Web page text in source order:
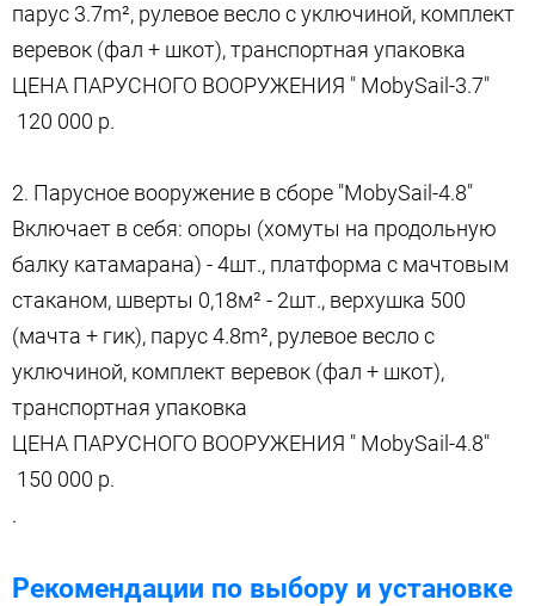
парус 3.7m², рулевое весло с уключиной, комплект
веревок (фал + шкот), транспортная упаковка
ЦЕНА ПАРУСНОГО ВООРУЖЕНИЯ " MobySail-3.7"
120 000 р.
2. Парусное вооружение в сборе "MobySail-4.8"
Включает в себя: опоры (хомуты на продольную
балку катамарана) - 4шт., платформа с мачтовым
стаканом, шверты 0,18м² - 2шт., верхушка 500
(мачта + гик), парус 4.8m², рулевое весло с
уключиной, комплект веревок (фал + шкот),
транспортная упаковка
ЦЕНА ПАРУСНОГО ВООРУЖЕНИЯ " MobySail-4.8"
150 000 р.
.
Рекомендации по выбору и установке